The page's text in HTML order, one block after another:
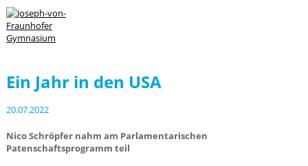
Ein Jahr in den USA
20.07.2022
Nico Schröpfer nahm am Parlamentarischen
Patenschaftsprogramm teil